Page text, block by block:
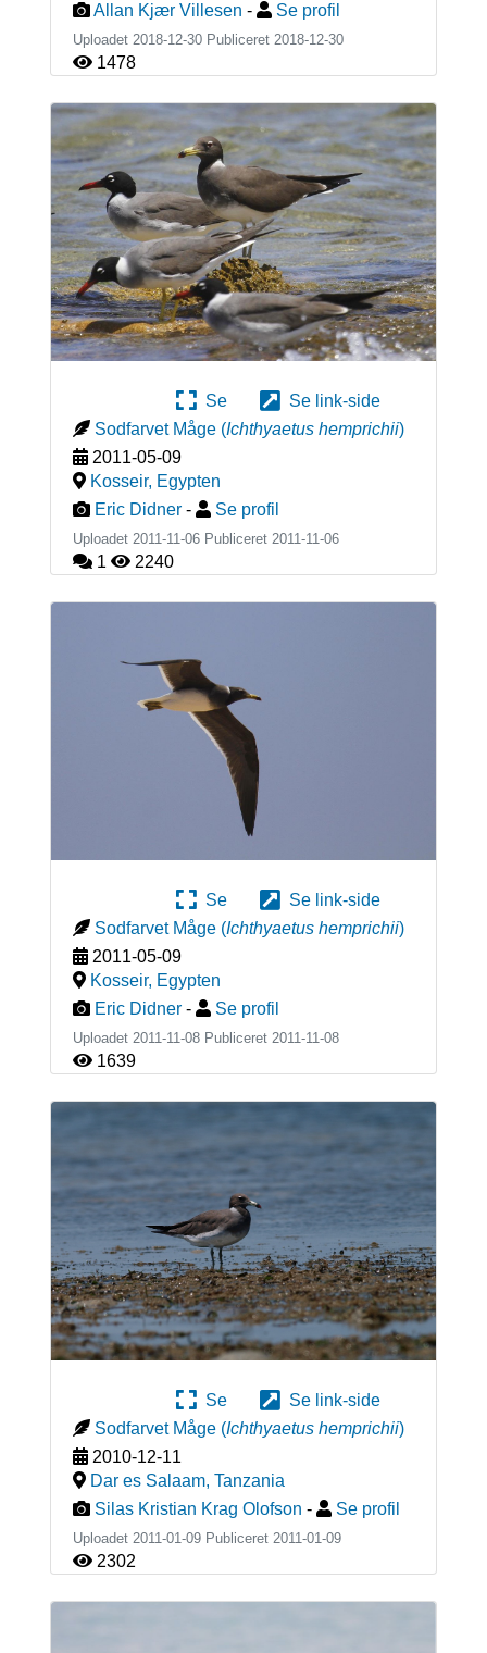
Allan Kjær Villesen - Se profil
Uploadet 2018-12-30 Publiceret 2018-12-30
1478
Se
Se link-side
Sodfarvet Måge (Ichthyaetus hemprichii)
2011-05-09
Kosseir, Egypten
Eric Didner - Se profil
Uploadet 2011-11-06 Publiceret 2011-11-06
1 2240
Se
Se link-side
Sodfarvet Måge (Ichthyaetus hemprichii)
2011-05-09
Kosseir, Egypten
Eric Didner - Se profil
Uploadet 2011-11-08 Publiceret 2011-11-08
1639
Se
Se link-side
Sodfarvet Måge (Ichthyaetus hemprichii)
2010-12-11
Dar es Salaam, Tanzania
Silas Kristian Krag Olofson - Se profil
Uploadet 2011-01-09 Publiceret 2011-01-09
2302